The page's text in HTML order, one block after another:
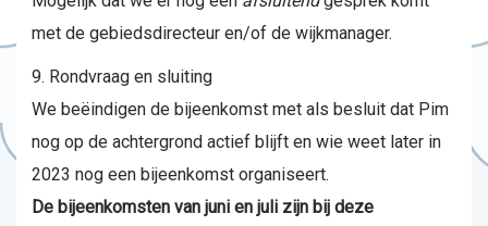
met de gebiedsdirecteur en/of de wijkmanager.
Rondvraag en sluiting
We beëindigen de bijeenkomst met als besluit dat Pim
nog op de achtergrond actief blijft en wie weet later in
2023 nog een bijeenkomst organiseert.
De bijeenkomsten van juni en juli zijn bij deze